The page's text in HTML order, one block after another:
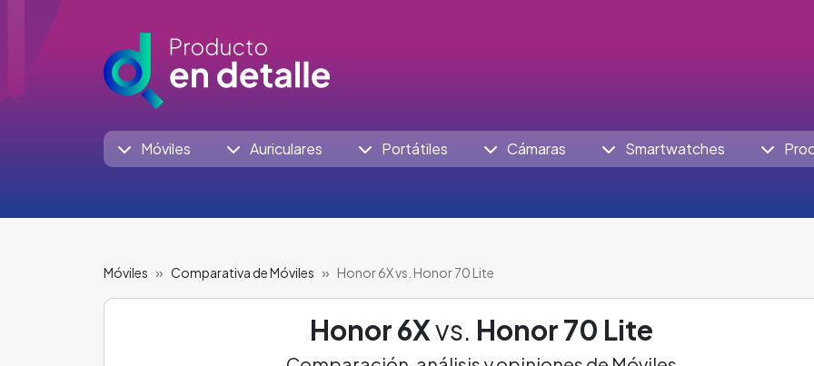
Móviles Auriculares Portátiles Cámaras Smartwatches
Móviles Comparativa de Móviles Honor 6X vs. Honor 70 Lite
Honor 6Xvs. Honor 70 Lite